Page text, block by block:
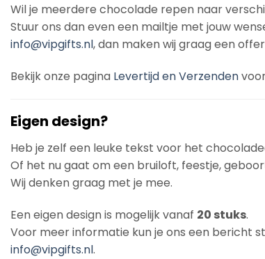
Wil je meerdere chocolade repen naar
Stuur ons dan even een mailtje met jouw
info@vipgifts.nl, dan maken wij graag een
Bekijk onze pagina Levertijd en Verzenden
Eigen design?
Heb je zelf een leuke tekst voor het
Of het nu gaat om een bruiloft, feestje,
Wij denken graag met je mee.
Een eigen design is mogelijk vanaf 20 stuks.
Voor meer informatie kun je ons een bericht
info@vipgifts.nl.